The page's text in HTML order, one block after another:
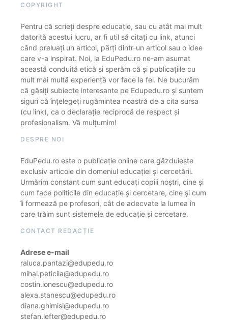
COPYRIGHT
Pentru că scrieți despre educație, sau cu atât mai mult
datorită acestui lucru, ar fi util să citați cu link, atunci
când preluați un articol, părți dintr-un articol sau o idee
care v-a inspirat. Noi, la EduPedu.ro ne-am asumat
această conduită etică și sperăm că și publicațiile cu
mult mai multă experiență vor face la fel. Ne bucurăm
că găsiți subiecte interesante pe Edupedu.ro și suntem
siguri că înțelegeți rugămintea noastră de a cita sursa
(cu link), ca o declarație reciprocă de respect și
profesionalism. Vă mulțumim!
DESPRE NOI
EduPedu.ro este o publicație online care găzduiește
exclusiv articole din domeniul educației și cercetării.
Urmărim constant cum sunt educați copiii noștri, cine și
cum face politicile din educație și cercetare, cine și cum
îi formează pe profesori, cât de adecvate la lumea în
care trăim sunt sistemele de educație și cercetare.
CONTACT REDACȚIE
Adrese e-mail
raluca.pantazi@edupedu.ro
mihai.peticila@edupedu.ro
costin.ionescu@edupedu.ro
alexa.stanescu@edupedu.ro
diana.ghimisi@edupedu.ro
stefan.lefter@edupedu.ro